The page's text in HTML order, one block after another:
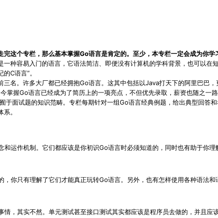
完这个专栏，那么基本掌握Go语言是肯定的。至少，本专栏一定会成为你
种容易入门的语言，它语法简洁、即便没有计算机的学科背景，也可以
C语言”。
名。许多大厂都已经拥抱Go语言。这其中包括以Java打天下的阿里巴巴
掌握Go语言已经成为了简历上的一项亮点，不但优先录取，薪资也随之一
面试题的知识范畴。专栏每期针对一组Go语言经典例题，给出典型回答
。
运作机制。它们都应该是你初识Go语言时必须知道的，同时也有助于你理
你只有理解了它们才能真正玩转Go语言。另外，也有怎样使用各种语法和
，其实不然。单元测试甚至接口测试其实都应该是程序员去做的，并且